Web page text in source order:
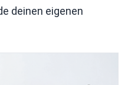
deinen eigenen